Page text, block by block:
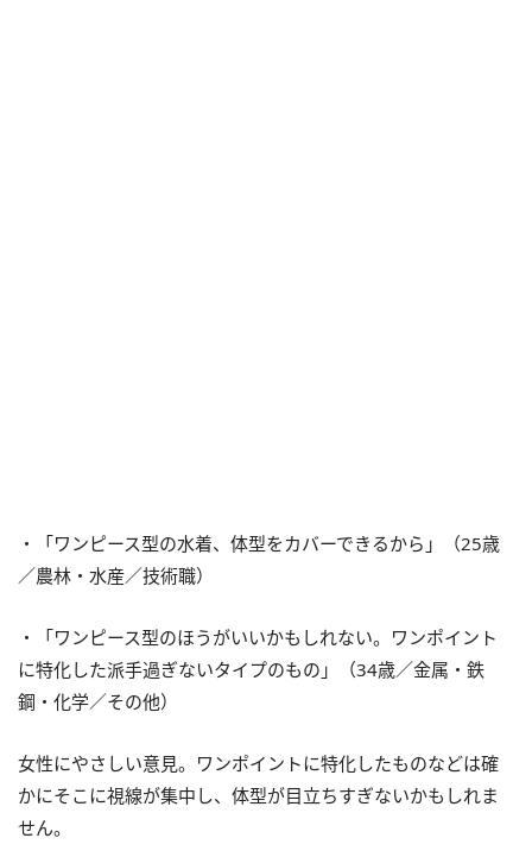
・「ワンピース型の水着、体型をカバーできるから」（25歳
／農林・水産／技術職）
・「ワンピース型のほうがいいかもしれない。ワンポイント
に特化した派手過ぎないタイプのもの」（34歳／金属・鉄
鋼・化学／その他）
女性にやさしい意見。ワンポイントに特化したものなどは確
かにそこに視線が集中し、体型が目立ちすぎないかもしれま
せん。